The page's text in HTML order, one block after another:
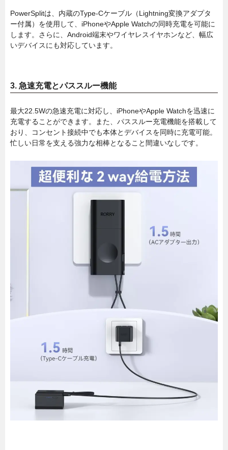
PowerSplitは、内蔵のType-Cケーブル（Lightning変換アダプタ
ー付属）を使用して、iPhoneやApple Watchの同時充電を可能に
します。さらに、Android端末やワイヤレスイヤホンなど、幅広
いデバイスにも対応しています。
3. 急速充電とパススルー機能
最大22.5Wの急速充電に対応し、iPhoneやApple Watchを迅速に
充電することができます。また、パススルー充電機能を搭載して
おり、コンセント接続中でも本体とデバイスを同時に充電可能。
忙しい日常を支える強力な相棒となること間違いなしです。